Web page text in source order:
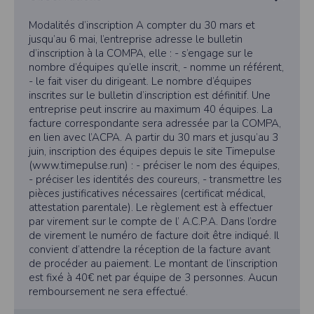
Modalités d’inscription A compter du 30 mars et
jusqu’au 6 mai, l’entreprise adresse le bulletin
d’inscription à la COMPA, elle : - s’engage sur le
nombre d’équipes qu’elle inscrit, - nomme un référent,
- le fait viser du dirigeant. Le nombre d’équipes
inscrites sur le bulletin d’inscription est définitif. Une
entreprise peut inscrire au maximum 40 équipes. La
facture correspondante sera adressée par la COMPA,
en lien avec l’ACPA. A partir du 30 mars et jusqu’au 3
juin, inscription des équipes depuis le site Timepulse
(www.timepulse.run) : - préciser le nom des équipes,
- préciser les identités des coureurs, - transmettre les
pièces justificatives nécessaires (certificat médical,
attestation parentale). Le règlement est à effectuer
par virement sur le compte de l’ A.C.P.A. Dans l’ordre
de virement le numéro de facture doit être indiqué. Il
convient d’attendre la réception de la facture avant
de procéder au paiement. Le montant de l’inscription
est fixé à 40€ net par équipe de 3 personnes. Aucun
remboursement ne sera effectué.
Safari
Dans votre navigateur, choisissez le menu Édition > Préférences.
Cliquez surSécurité .
Cliquez surAfficher les cookies
Google Chrome
Cliquez sur l'icône du menu Outils .
SélectionnezOptions.
Cliquez sur l'ongletOptions avancéeset accédez à la sectionConfidentialité
Cliquez sur le boutonAfficher les cookies.
Politique d'utilisation des cookies
Un cookie est un petit fichier texte envoyé à votre navigateur depuis nos
serveurs, que vous utilisiez un ordinateur, une tablette ou un smartphone.
Nous utilisons les cookies à diverses fins : nous les employons pour vous
identifier de page en page lorsque vous disposez d'un compte membre, retenir
certaines de vos préférences ou encore compter les visiteurs d'une page.
RGPD
Timepulse se conforme à la nouvelle directive européenne : La RGPD A ce titre,
un DPO a été nommé : contact@timepulse.run
La collecte et la conservation des données
Conformément à la loi du 6 janvier 1978 relative à l'informatique et aux
libertés, modifiée en août 2004, le présent site à été déclaré à la Commission